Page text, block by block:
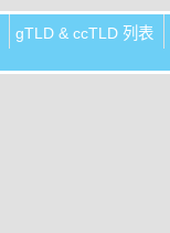
gTLD & ccTLD 列表